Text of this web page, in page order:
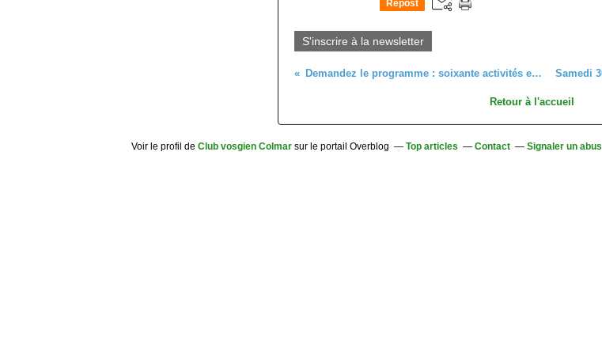
Repost
S'inscrire à la newsletter
Demandez le programme : soixante activités en 2010
Retour à l'accueil
Voir le profil de Club vosgien Colmar sur le portail Overblog Top articles Contact Signaler un abus